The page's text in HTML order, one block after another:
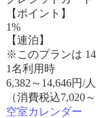
【ポイント】
1%
【連泊】
※このプランは
1名利用時
6,382 ～ 14,646円/人
（消費税込7,020
空室カレンダー